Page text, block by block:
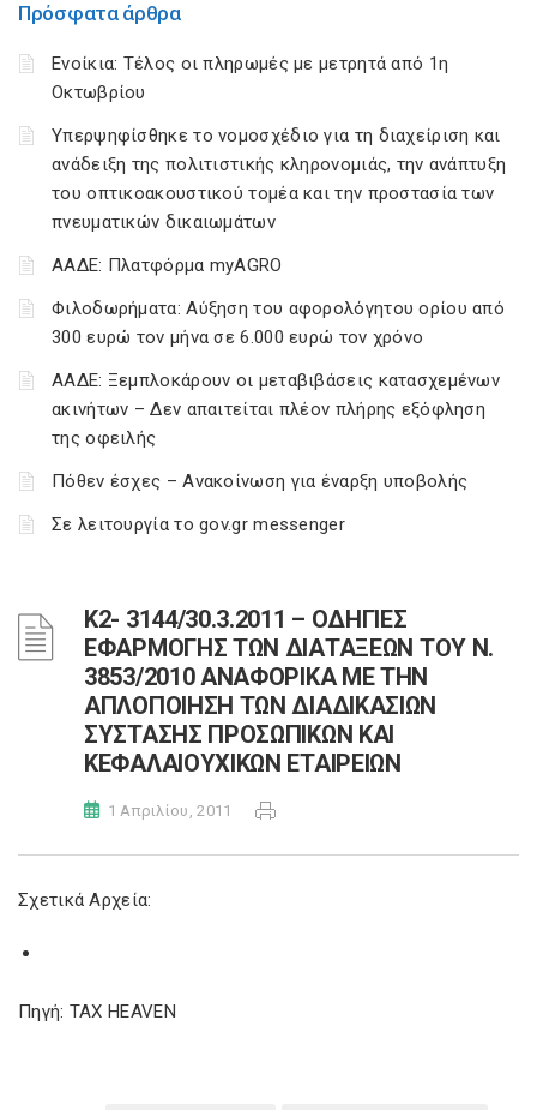
Πρόσφατα άρθρα
Ενοίκια: Τέλος οι πληρωμές με μετρητά από 1η
Οκτωβρίου
Υπερψηφίσθηκε το νομοσχέδιο για τη διαχείριση και
ανάδειξη της πολιτιστικής κληρονομιάς, την ανάπτυξη
του οπτικοακουστικού τομέα και την προστασία των
πνευματικών δικαιωμάτων
ΑΑΔΕ: Πλατφόρμα myAGRO
Φιλοδωρήματα: Αύξηση του αφορολόγητου ορίου από
300 ευρώ τον μήνα σε 6.000 ευρώ τον χρόνο
ΑΑΔΕ: Ξεμπλοκάρουν οι μεταβιβάσεις κατασχεμένων
ακινήτων – Δεν απαιτείται πλέον πλήρης εξόφληση
της οφειλής
Πόθεν έσχες – Ανακοίνωση για έναρξη υποβολής
Σε λειτουργία το gov.gr messenger
Κ2- 3144/30.3.2011 – ΟΔΗΓΙΕΣ
ΕΦΑΡΜΟΓΗΣ ΤΩΝ ΔΙΑΤΑΞΕΩΝ ΤΟΥ Ν.
3853/2010 ΑΝΑΦΟΡΙΚΑ ΜΕ ΤΗΝ
ΑΠΛΟΠΟΙΗΣΗ ΤΩΝ ΔΙΑΔΙΚΑΣΙΩΝ
ΣΥΣΤΑΣΗΣ ΠΡΟΣΩΠΙΚΩΝ ΚΑΙ
ΚΕΦΑΛΑΙΟΥΧΙΚΩΝ ΕΤΑΙΡΕΙΩΝ
1 Απριλίου, 2011
Σχετικά Αρχεία:
Πηγή: TAX HEAVEN